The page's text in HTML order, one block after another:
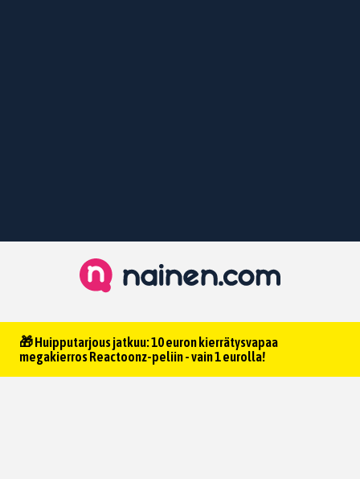
🎁 Huipputarjous jatkuu: 10 euron kierrätysvapaa
megakierros Reactoonz-peliin - vain 1 eurolla!